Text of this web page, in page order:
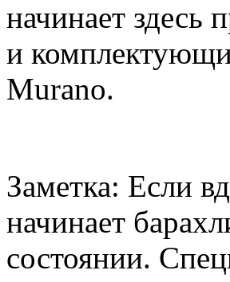
начинает здесь
и
Murano.
Заметка: Если
начинает
состоянии.